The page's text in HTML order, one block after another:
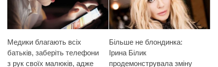
Медики благають всіх
батьків, заберіть телефони
з рук своїх малюків, адже
Більше не блондинка:
Ірина Білик
продемонструвала зміну